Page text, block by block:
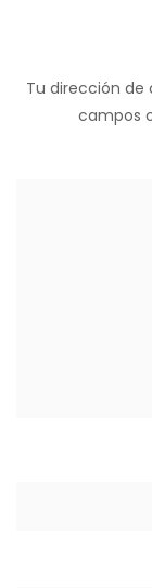
Tu dirección de
campos